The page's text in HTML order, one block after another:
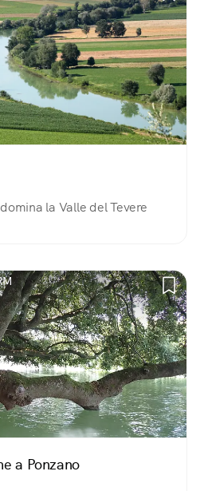
la Valle del Tevere
a Ponzano